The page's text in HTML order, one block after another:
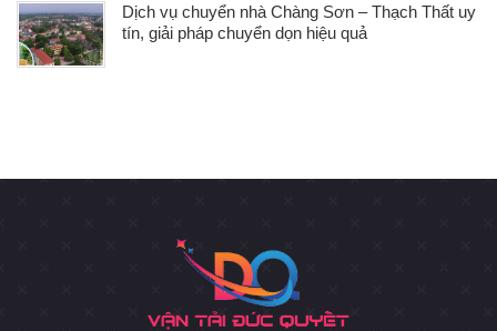
Dịch vụ chuyển nhà Chàng Sơn – Thạch Thất uy
tín, giải pháp chuyển dọn hiệu quả